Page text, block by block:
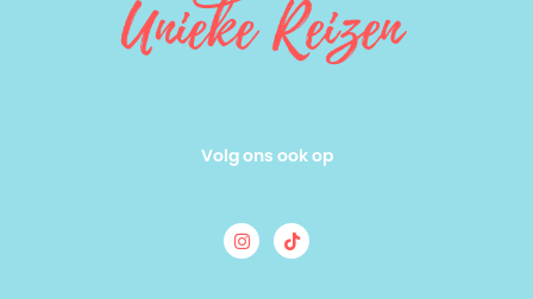
Volg ons ook op